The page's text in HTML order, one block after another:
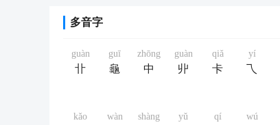
多音字
guàn
卝
guī
龜
zhōng
中
guàn
丱
qiǎ
卡
yí
乁
kǎo wàn shàng yǔ qí wú